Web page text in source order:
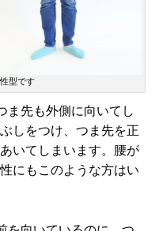
型です
ま先も外側に向いてし
しをつけ、つま先を正
いてしまいます。腰が
にもこのような方はい